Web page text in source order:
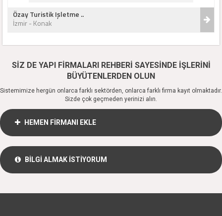
Özay Turistik Işletme ..
İzmir - Konak
SİZ DE YAPI FİRMALARI REHBERİ SAYESİNDE İŞLERİNİ
BÜYÜTENLERDEN OLUN
Sistemimize hergün onlarca farklı sektörden, onlarca farklı firma kayıt olmaktadır.
Sizde çok geçmeden yerinizi alın.
HEMEN FİRMANI EKLE
BİLGİ ALMAK İSTİYORUM